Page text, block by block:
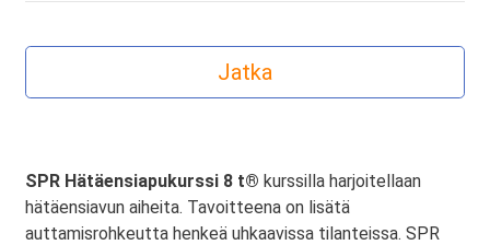
SPR Hätäensiapukurssi 8 t® kurssilla harjoitellaan
hätäensiavun aiheita. Tavoitteena on lisätä
auttamisrohkeutta henkeä uhkaavissa tilanteissa. SPR